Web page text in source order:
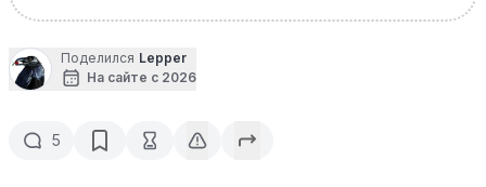
Поделился Lepper
На сайте с 2026
5